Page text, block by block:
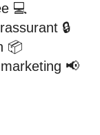
💻
🔒
📦
📢